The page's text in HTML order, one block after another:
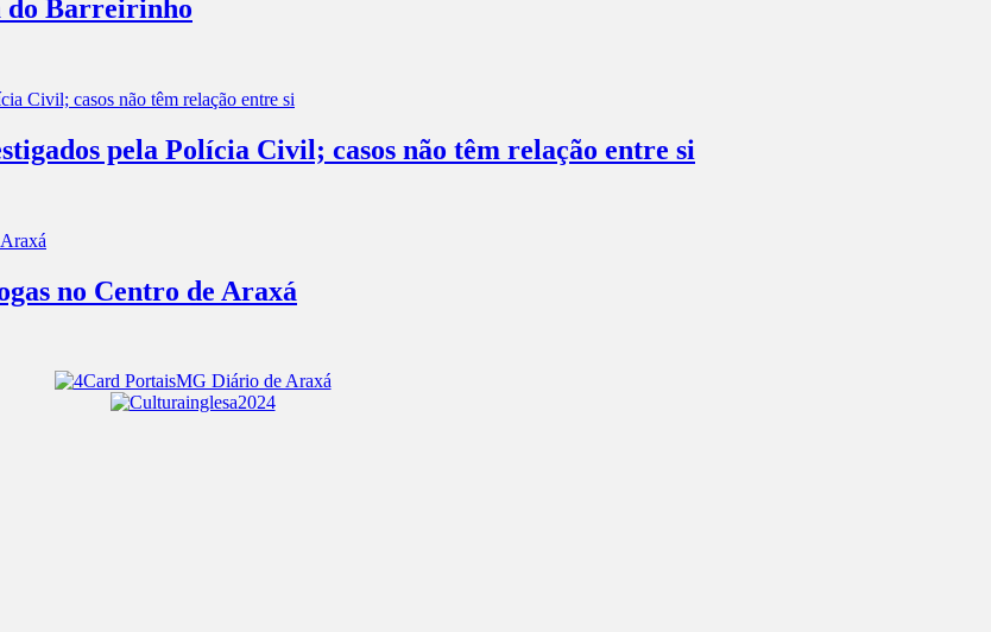
do Barreirinho
pela Polícia Civil; casos não têm relação entre si
no Centro de Araxá